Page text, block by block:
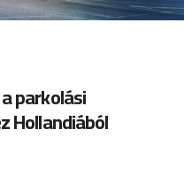
parkolási
Hollandiából